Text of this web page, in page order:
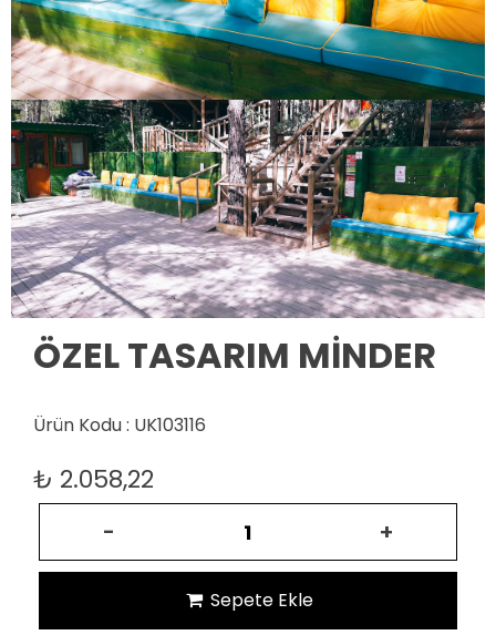
ÖZEL TASARIM MİNDER
Ürün Kodu : UK103116
₺ 2.058,22
- +
Sepete Ekle